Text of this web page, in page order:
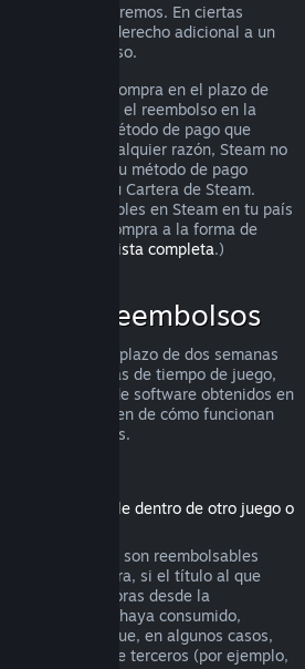
y lo analizaremos. En ciertas
pueden tener derecho adicional a un
está defectuoso.
de tu compra en el plazo de
Recibirás el reembolso en la
el mismo método de pago que
Si, por cualquier razón, Steam no
a través de tu método de pago
total en tu Cartera de Steam.
pago disponibles en Steam en tu país
de una compra a la forma de
para ver una lista completa.)
los reembolsos
Steam, en un plazo de dos semanas
de dos horas de tiempo de juego,
aplicaciones de software obtenidos en
un resumen de cómo funcionan
tipos de compras.
Steam utilizable dentro de otro juego o
tienda de Steam son reembolsables
de su compra, si el título al que
de dos horas desde la
que no se haya consumido,
en cuenta que, en algunos casos,
ciertos DLC de terceros (por ejemplo,